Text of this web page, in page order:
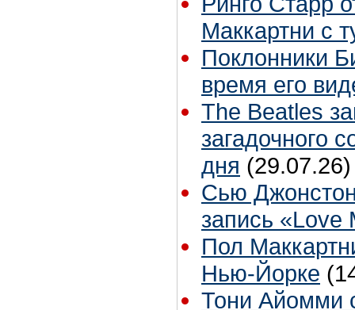
Маккартни с
Поклонники
время его
The Beatles
загадочного
дня (29.07.26)
Сью
запись «Love
Пол
Нью-Йорке
Тони Айомми